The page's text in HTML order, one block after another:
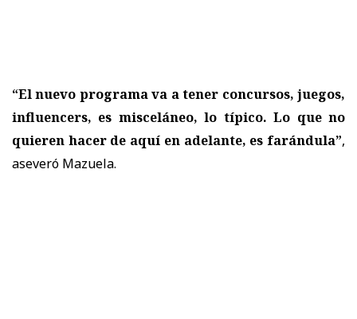
“El nuevo programa va a tener concursos, juegos,
influencers, es misceláneo, lo típico. Lo que no
quieren hacer de aquí en adelante, es farándula”,
aseveró Mazuela.